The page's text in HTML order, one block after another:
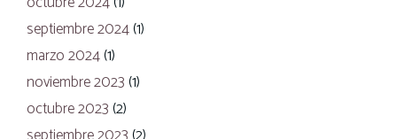
septiembre 2024(1)
marzo 2024(1)
noviembre 2023 (1)
octubre 2023 (2)